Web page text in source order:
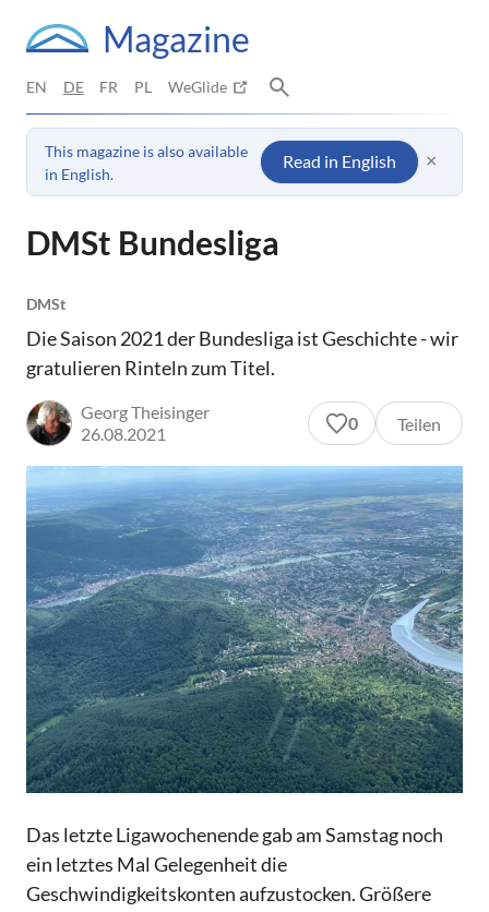
Magazine
EN DE FR PL WeGlide
This magazine is also available
in English.
Read in English ×
DMSt Bundesliga
DMSt
Die Saison 2021 der Bundesliga ist Geschichte - wir
gratulieren Rinteln zum Titel.
Georg Theisinger
26.08.2021
0 Teilen
Das letzte Ligawochenende gab am Samstag noch
ein letztes Mal Gelegenheit die
Geschwindigkeitskonten aufzustocken. Größere